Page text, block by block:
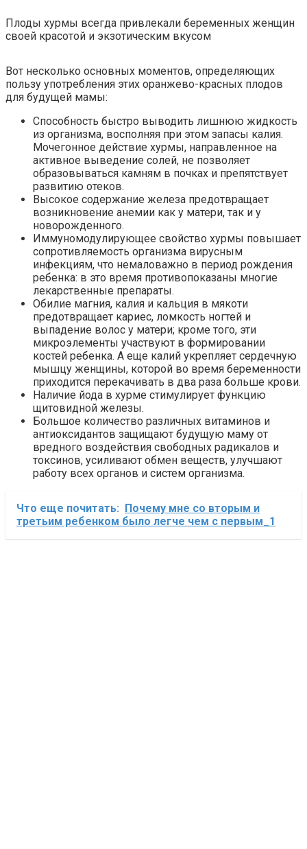
Плоды хурмы всегда привлекали беременных женщин
своей красотой и экзотическим вкусом
Вот несколько основных моментов, определяющих
пользу употребления этих оранжево-красных плодов
для будущей мамы:
Способность быстро выводить лишнюю жидкость
из организма, восполняя при этом запасы калия.
Мочегонное действие хурмы, направленное на
активное выведение солей, не позволяет
образовываться камням в почках и препятствует
развитию отеков.
Высокое содержание железа предотвращает
возникновение анемии как у матери, так и у
новорожденного.
Иммуномодулирующее свойство хурмы повышает
сопротивляемость организма вирусным
инфекциям, что немаловажно в период рождения
ребенка: в это время противопоказаны многие
лекарственные препараты.
Обилие магния, калия и кальция в мякоти
предотвращает кариес, ломкость ногтей и
выпадение волос у матери; кроме того, эти
микроэлементы участвуют в формировании
костей ребенка. А еще калий укрепляет сердечную
мышцу женщины, которой во время беременности
приходится перекачивать в два раза больше крови.
Наличие йода в хурме стимулирует функцию
щитовидной железы.
Большое количество различных витаминов и
антиоксидантов защищают будущую маму от
вредного воздействия свободных радикалов и
токсинов, усиливают обмен веществ, улучшают
работу всех органов и систем организма.
Что еще почитать: Почему мне со вторым и
третьим ребенком было легче чем с первым_1